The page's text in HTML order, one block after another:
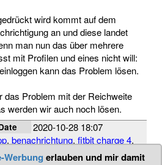
wird kommt auf dem
an und diese landet
man nun das über mehrere
mit Profilen und eines nicht will:
kann das Problem lösen.
das Problem mit der Reichweite
werden wir auch noch lösen.
2020-10-28 18:07
, benachrichtung, fitbit charge 4,
ring doorbell smartphone
Werbung erlauben und mir damit